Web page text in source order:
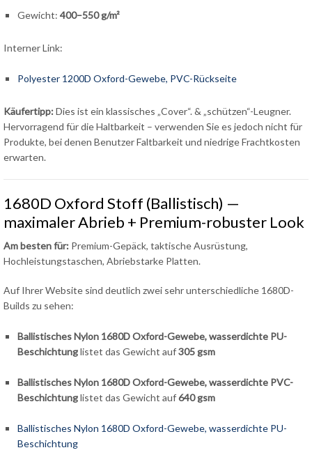
Gewicht: 400–550 g/m²
Interner Link:
Polyester 1200D Oxford-Gewebe, PVC-Rückseite
Käufertipp:Dies ist ein klassisches „Cover“. & „schützen“-Leugner.
Hervorragend für die Haltbarkeit – verwenden Sie es jedoch nicht für
Produkte, bei denen Benutzer Faltbarkeit und niedrige Frachtkosten
erwarten.
1680D Oxford Stoff (Ballistisch) —
maximaler Abrieb + Premium-robuster Look
Am besten für: Premium-Gepäck, taktische Ausrüstung,
Hochleistungstaschen, Abriebstarke Platten.
Auf Ihrer Website sind deutlich zwei sehr unterschiedliche 1680D-
Builds zu sehen:
Ballistisches Nylon 1680D Oxford-Gewebe, wasserdichte PU-
Beschichtunglistet das Gewicht auf305 gsm
Ballistisches Nylon 1680D Oxford-Gewebe, wasserdichte PVC-
Beschichtunglistet das Gewicht auf640 gsm
Ballistisches Nylon 1680D Oxford-Gewebe, wasserdichte PU-
Beschichtung